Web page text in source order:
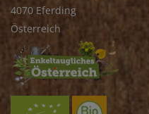
4070 Eferding
Österreich